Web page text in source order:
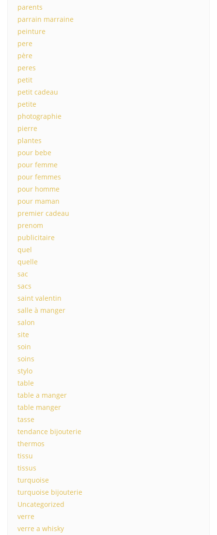
parents
parrain marraine
peinture
pere
père
peres
petit
petit cadeau
petite
photographie
pierre
plantes
pour bebe
pour femme
pour femmes
pour homme
pour maman
premier cadeau
prenom
publicitaire
quel
quelle
sac
sacs
saint valentin
salle à manger
salon
site
soin
soins
stylo
table
table a manger
table manger
tasse
tendance bijouterie
thermos
tissu
tissus
turquoise
turquoise bijouterie
Uncategorized
verre
verre a whisky